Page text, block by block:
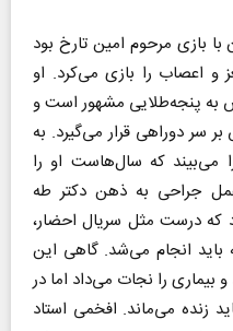
بازی مرحوم امین تارخ بود
را بازی می‌کرد. او
به پنجه‌طلایی مشهور است و
سر دوراهی قرار می‌گیرد. به
می‌بیند که سال‌هاست او را
جراحی به ذهن دکتر طه
که درست مثل سریال احضار،
انجام می‌شد. گاهی این
بیماری را نجات می‌داد اما در
زنده می‌ماند. افخمی استاد